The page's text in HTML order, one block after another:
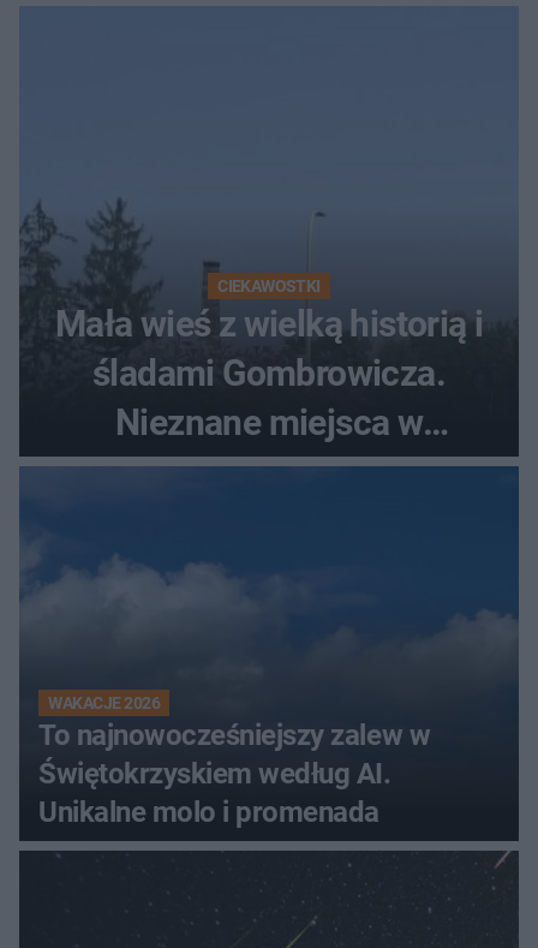
szczyt Gór Świętokrzyskich
CIEKAWOSTKI
Mała wieś z wielką historią i
śladami Gombrowicza.
Nieznane miejsca w
Świętokrzyskiem
WAKACJE 2026
To najnowocześniejszy zalew w
Świętokrzyskiem według AI.
Unikalne molo i promenada